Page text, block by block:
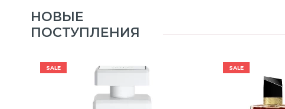
НОВЫЕ
ПОСТУПЛЕНИЯ
SALE SALE